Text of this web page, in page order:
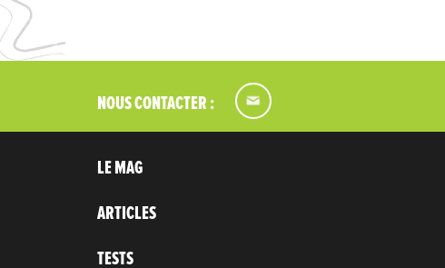
NOUS CONTACTER :
LE MAG
ARTICLES
TESTS